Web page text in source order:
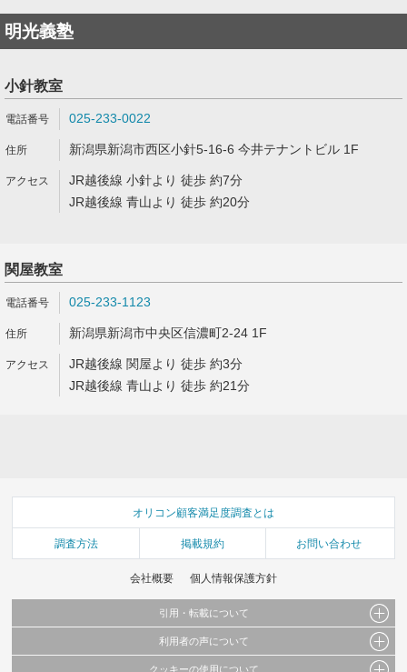
明光義塾
小針教室
025-233-0022
新潟県新潟市西区小針5-16-6 今井テナントビル 1F
JR越後線 小針より 徒歩 約7分
JR越後線 青山より 徒歩 約20分
関屋教室
025-233-1123
新潟県新潟市中央区信濃町2-24 1F
JR越後線 関屋より 徒歩 約3分
JR越後線 青山より 徒歩 約21分
オリコン顧客満足度調査とは
調査方法 掲載規約 お問い合わせ
会社概要 個人情報保護方針
引用・転載について
当サイトで公開されている情報（文字、写真、イラスト、画像データ等）及びこれらの配
利用者の声について
クッキーの使用について